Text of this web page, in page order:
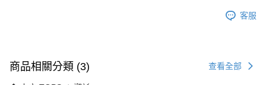
客服
商品相關分類 (3) 查看全部